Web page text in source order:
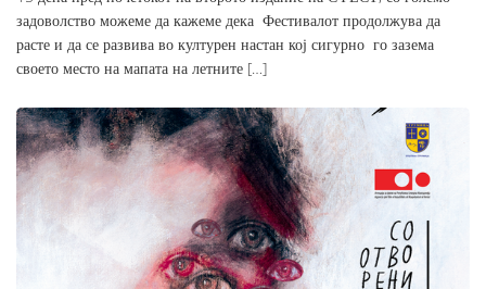
задоволство можеме да кажеме дека Фестивалот продолжува да
расте и да се развива во културен настан кој сигурно го зазема
своето место на мапата на летните […]